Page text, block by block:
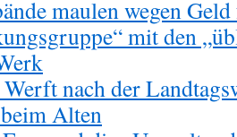
maulen wegen
mit den
nach der
Alten